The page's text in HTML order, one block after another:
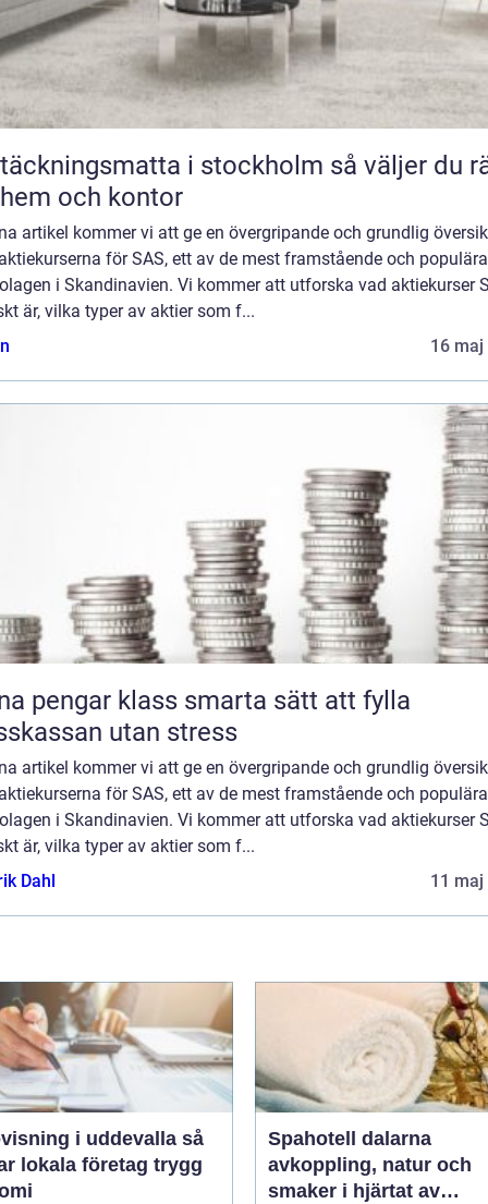
i stockholm så väljer du rätt
och kontor
artikel kommer vi att ge en övergripande och grundlig
för SAS, ett av de mest framstående och populära
i Skandinavien. Vi kommer att utforska vad aktiekurser
är, vilka typer av aktier som f...
16 maj
klass smarta sätt att fylla
utan stress
artikel kommer vi att ge en övergripande och grundlig
för SAS, ett av de mest framstående och populära
i Skandinavien. Vi kommer att utforska vad aktiekurser
är, vilka typer av aktier som f...
Dahl
11 maj
i uddevalla så
lokala företag trygg
Spahotell dalarna
avkoppling, natur och
smaker i hjärtat av